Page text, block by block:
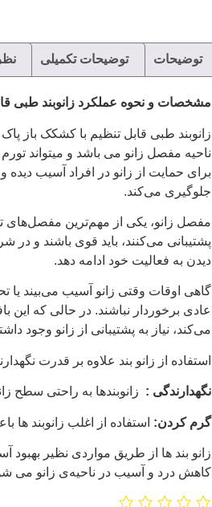
توضیحات توضیحات تکمیلی
مشخصات و نحوه عملکرد زانوبند طبی
زانوبند طبی قابل تنظیم با کشکک
ناحیه مفصل زانو می باشد و میتواند
برای حمایت از زانو در افراد آسیب
جلوگیری می‌کند.
مفصل زانو، یکی از مهم‌ترین مفصل‌های
پشتیبانی می‌کنند، باید قوی باشند و در
دیدن به فعالیت خود ادامه دهد.
گاهی اوقات وقتی زانو آسیب می‌بیند
عادی برخوردار نباشند. در حالی که این
می‌کند، نیاز به پشتیبانی از زانو وجود
استفاده از زانو بند علاوه بر قدرت
نگهدارندگی : زانوبندها به راحتی سطح
گرم کردن: استفاده از اغلب زانوبند
زانو بند ها از طریق مواردی نظیر
کاهش درد و آسیب در ناحیه‌ی زانو می